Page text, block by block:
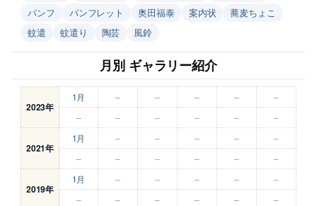
パンフ
パンフレット 奥田福泰 案内状
蕎麦ちょこ
蚊遣
蚊遣り 陶芸 風鈴
月別 ギャラリー紹介
2023年
1月 – – – –
–
–
– – – – –
2021年
1月 – – – –
–
–
– – – – –
2019年
1月 – – – –
–
–
– – – – –